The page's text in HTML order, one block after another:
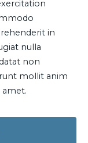
in
nulla
non
mollit anim